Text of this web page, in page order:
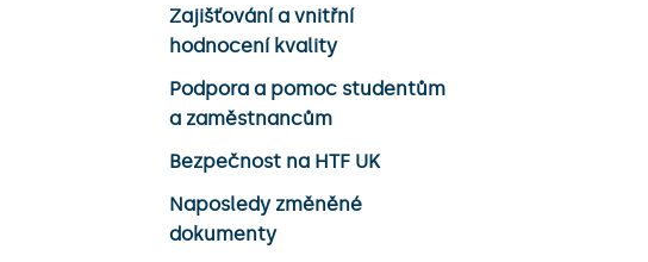
Zajišťování a vnitřní
hodnocení kvality
Podpora a pomoc studentům
a zaměstnancům
Bezpečnost na HTF UK
Naposledy změněné
dokumenty